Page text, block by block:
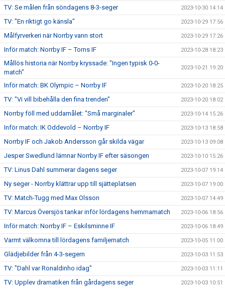
TV: Se målen från söndagens 8-3-seger 2023-10-30 14:14
TV: "En riktigt go känsla" 2023-10-29 17:56
Målfyrverkeri när Norrby vann stort 2023-10-29 17:26
Inför match: Norrby IF – Torns IF 2023-10-28 18:23
Mållös historia när Norrby kryssade: "Ingen typisk 0-0-
match"
2023-10-21 19:20
Inför match: BK Olympic – Norrby IF 2023-10-20 18:25
TV: "Vi vill bibehålla den fina trenden" 2023-10-20 18:02
Norrby föll med uddamålet: "Små marginaler" 2023-10-14 15:26
Inför match: IK Oddevold – Norrby IF 2023-10-13 18:58
Norrby IF och Jakob Andersson går skilda vägar 2023-10-13 09:08
Jesper Swedlund lämnar Norrby IF efter säsongen 2023-10-10 15:26
TV: Linus Dahl summerar dagens seger 2023-10-07 19:14
Ny seger - Norrby klättrar upp till sjätteplatsen 2023-10-07 19:00
TV: Match-Tugg med Max Olsson 2023-10-07 14:49
TV: Marcus Översjös tankar inför lördagens hemmamatch 2023-10-06 18:56
Inför match: Norrby IF – Eskilsminne IF 2023-10-06 18:49
Varmt välkomna till lördagens familjematch 2023-10-05 11:00
Glädjebilder från 4-3-segern 2023-10-03 11:53
TV: "Dahl var Ronaldinho idag" 2023-10-03 11:11
TV: Upplev dramatiken från gårdagens seger 2023-10-03 10:51